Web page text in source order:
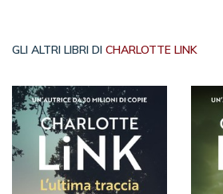
GLI ALTRI LIBRI DI CHARLOTTE LINK